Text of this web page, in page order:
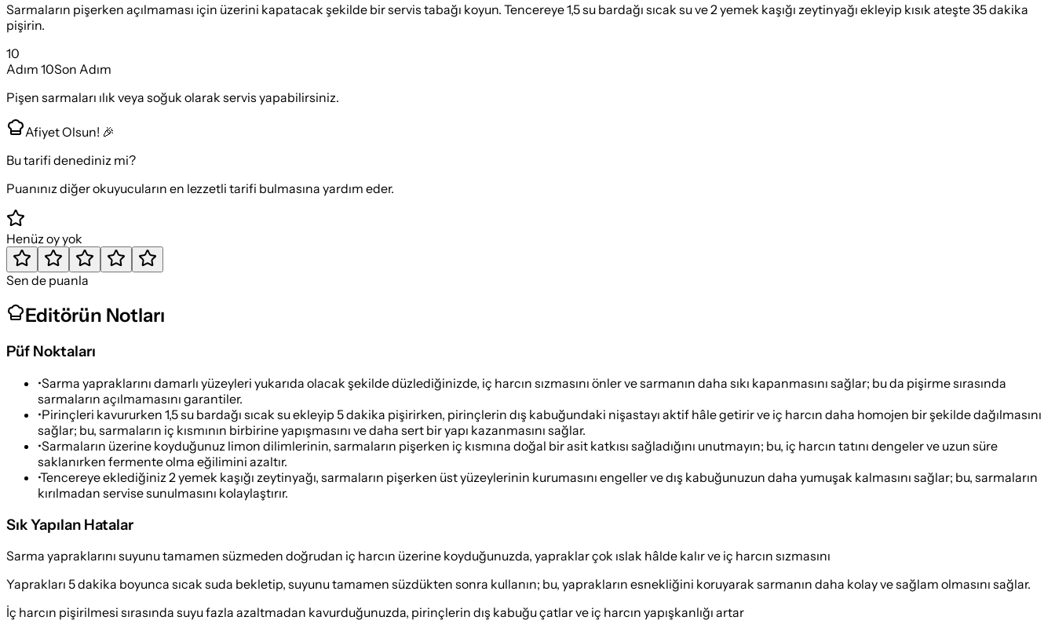
Sarmaların pişerken açılmaması için üzerini kapatacak şekilde bir servis tabağı koyun. Tencereye 1,5 su bardağı sıcak su ve 2 yemek kaşığı zeytinyağı ekleyip kısık ateşte 35 dakika
pişirin.
10
Adım 10Son Adım
Pişen sarmaları ılık veya soğuk olarak servis yapabilirsiniz.
Afiyet Olsun! 🎉
Bu tarifi denediniz mi?
Puanınız diğer okuyucuların en lezzetli tarifi bulmasına yardım eder.
Henüz oy yok
Sen de puanla
Editörün Notları
Püf Noktaları
•Sarma yapraklarını damarlı yüzeyleri yukarıda olacak şekilde düzlediğinizde, iç harcın sızmasını önler ve sarmanın daha sıkı kapanmasını sağlar; bu da pişirme sırasında
sarmaların açılmamasını garantiler.
•Pirinçleri kavururken 1,5 su bardağı sıcak su ekleyip 5 dakika pişirirken, pirinçlerin dış kabuğundaki nişastayı aktif hâle getirir ve iç harcın daha homojen bir şekilde dağılmasını
sağlar; bu, sarmaların iç kısmının birbirine yapışmasını ve daha sert bir yapı kazanmasını sağlar.
•Sarmaların üzerine koyduğunuz limon dilimlerinin, sarmaların pişerken iç kısmına doğal bir asit katkısı sağladığını unutmayın; bu, iç harcın tatını dengeler ve uzun süre
saklanırken fermente olma eğilimini azaltır.
•Tencereye eklediğiniz 2 yemek kaşığı zeytinyağı, sarmaların pişerken üst yüzeylerinin kurumasını engeller ve dış kabuğunuzun daha yumuşak kalmasını sağlar; bu, sarmaların
kırılmadan servise sunulmasını kolaylaştırır.
Sık Yapılan Hatalar
Sarma yapraklarını suyunu tamamen süzmeden doğrudan iç harcın üzerine koyduğunuzda, yapraklar çok ıslak hâlde kalır ve iç harcın sızmasını
Yaprakları 5 dakika boyunca sıcak suda bekletip, suyunu tamamen süzdükten sonra kullanın; bu, yaprakların esnekliğini koruyarak sarmanın daha kolay ve sağlam olmasını sağlar.
İç harcın pişirilmesi sırasında suyu fazla azaltmadan kavurduğunuzda, pirinçlerin dış kabuğu çatlar ve iç harcın yapışkanlığı artar